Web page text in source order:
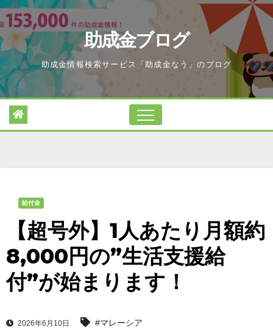
Skip
to
content
助成金ブログ
助成金情報検索サービス「助成金なう」のブログ
給付金
【超号外】1人あたり月額約
8,000円の”生活支援給
付”が始まります！
2026年6月10日 #マレーシア